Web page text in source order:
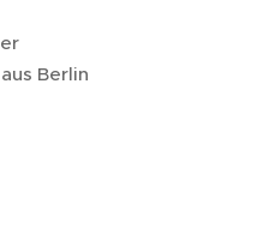
Berlin